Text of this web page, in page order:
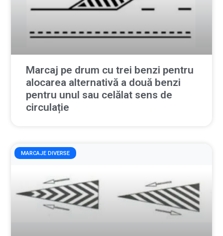
Marcaj pe drum cu trei benzi pentru
alocarea alternativă a două benzi
pentru unul sau celălat sens de
circulație
MARCAJE DIVERSE